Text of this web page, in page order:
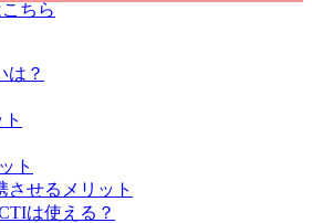
ちら
は？
ト
させるメリット
は使える？